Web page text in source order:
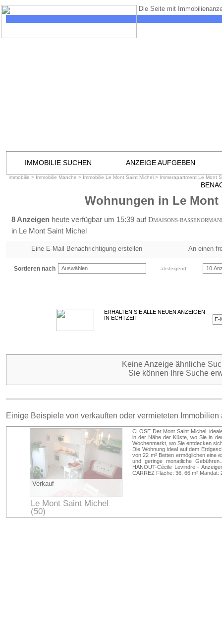
Die Seite mit
IMMOBILIE SUCHEN ANZEIGE AUFGEBEN
Immobilie > Immobilie Manche > Immobilie Le Mont Saint Michel > Immerapartment Le Mont
Wohnungen in Le
8 Anzeigen heute verfügbar um 15:39 auf DMAISONS-
in Le Mont Saint Michel
Eine E-Mail Benachrichtigung erstellen An einen
Sortieren nach Auswählen absteigend 10
ERHALTEN SIE ALLE NEUEN ANZEIGEN
IN ECHTZEIT
Keine Anzeige ähnliche
Sie können Ihre Suche
Einige Beispiele von verkauften oder vermieteten
Verkauf
Le Mont Saint Michel
(50)
Manche
CLOSE Der Mont Saint Michel,
in der Nähe der Küste, wo Sie in
Wochenmarkt, wo Sie entdecken
Die Wohnung ideal auf dem
von 22 m² Betten ermöglichen eine
und geringe monatliche
HANOUT-Cécile Levindre -
CARREZ Fläche: 36, 66 m² Mandat: